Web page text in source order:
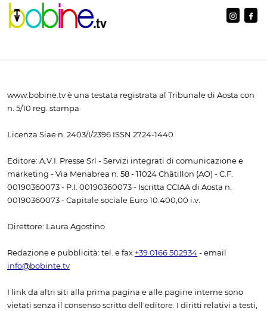
www.bobine.tv è una testata registrata al Tribunale di Aosta con
n. 5/10 reg. stampa
Licenza Siae n. 2403/I/2396 ISSN 2724-1440
Editore: A.V.I. Presse Srl - Servizi integrati di comunicazione e
marketing - Via Menabrea n. 58 - 11024 Châtillon (AO) - C.F.
00190360073 - P.I. 00190360073 - Iscritta CCIAA di Aosta n.
00190360073 - Capitale sociale Euro 10.400,00 i.v.
Direttore: Laura Agostino
Redazione e pubblicità: tel. e fax +39 0166 502934 - email
info@bobinte.tv
I link da altri siti alla prima pagina e alle pagine interne sono
vietati senza il consenso scritto dell'editore. I diritti relativi a testi,